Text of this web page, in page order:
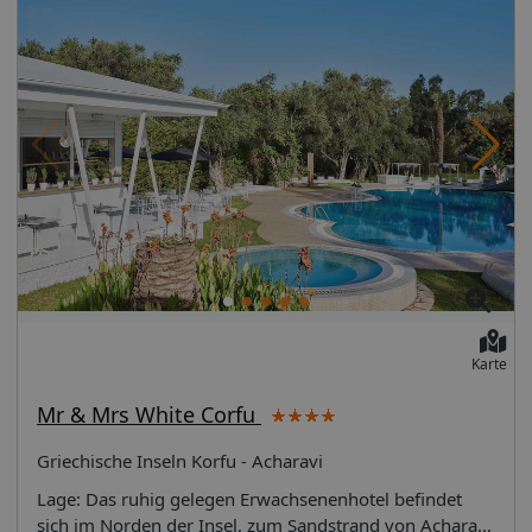
01.11.17 - 31.10.18---
Karte
Mr & Mrs White Corfu
Griechische Inseln Korfu - Acharavi
Lage: Das ruhig gelegen Erwachsenenhotel befindet
sich im Norden der Insel, zum Sandstrand von Acharavi